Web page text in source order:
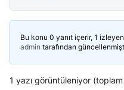
Bu konu 0 yanıt içerir, 1
admin tarafından
1 yazı görüntüleniyor (toplam